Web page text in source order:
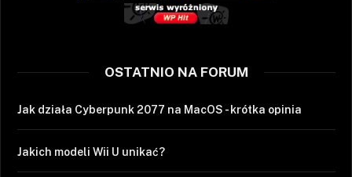
OSTATNIO NA FORUM
Jak działa Cyberpunk 2077 na MacOS - krótka opinia
Jakich modeli Wii U unikać?